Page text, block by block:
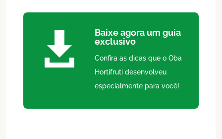

Baixe agora um guia
exclusivo
Confira as dicas que o Oba
Hortifruti desenvolveu
especialmente para você!